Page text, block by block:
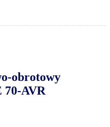
obrotowy
AVR